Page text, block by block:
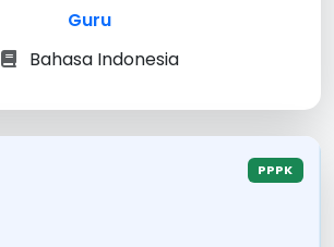
Guru
Bahasa Indonesia
PPPK